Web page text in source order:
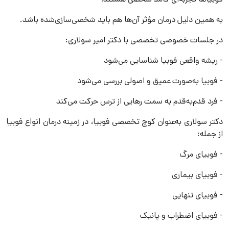
به همین دلیل درمان مؤثر آن‌ها هم باید شخصی‌سازی‌شده باشد.
در جلسات خصوصی تخصصی با دکتر امیر سولاری:
- ریشه واقعی فوبیا شناسایی می‌شود
- فوبیا به‌صورت عمیق و اصولی بررسی می‌شود
- فرد قدم‌به‌قدم به سمت رهایی از ترس حرکت می‌کند
دکتر سولاری به‌عنوان کوچ تخصصی فوبیا، در زمینه درمان انواع فوبیا
از جمله:
- فوبیای مرگ
- فوبیای بیماری
- فوبیای تنهایی
- فوبیای اضطراب و پانیک